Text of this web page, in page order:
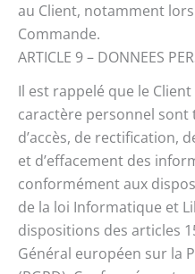
au Client, notamment
Commande.
ARTICLE 9 – DONNEES
Il est rappelé que le
caractère personnel
d’accès, de rectification,
et d’effacement des
conformément aux
de la loi Informatique et
dispositions des articles
Général européen sur la